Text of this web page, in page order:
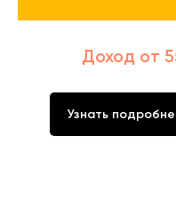
Доход от
Узнать